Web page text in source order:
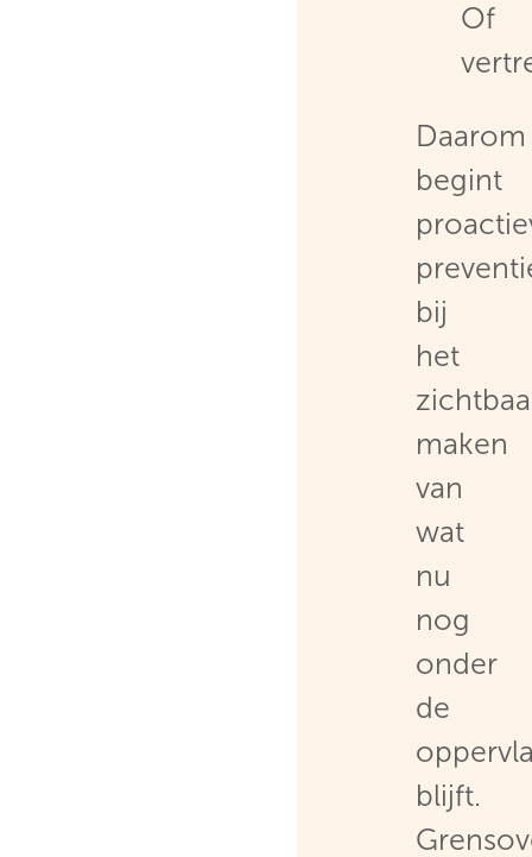
Of
Daarom
begint
bij
het
maken
van
wat
nu
nog
onder
de
blijft.